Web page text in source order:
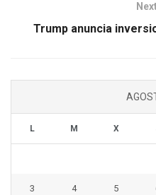
Trump anuncia
L M X
3 4 5